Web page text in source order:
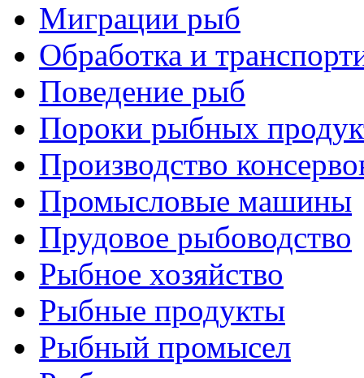
Миграции рыб
Обработка и
Поведение рыб
Пороки рыбных
Производство
Промысловые машины
Прудовое рыбоводство
Рыбное хозяйство
Рыбные продукты
Рыбный промысел